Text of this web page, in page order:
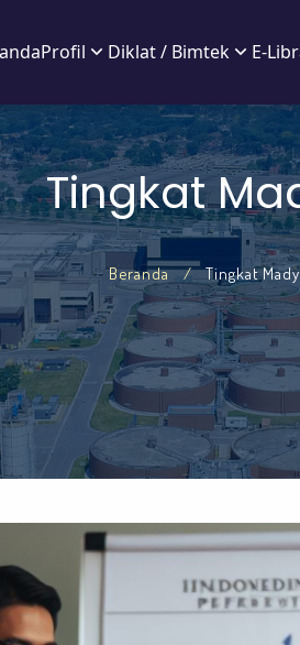
Profil Diklat / Bimtek E-
Tingkat
Beranda Tingkat